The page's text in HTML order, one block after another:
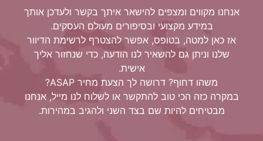
אנחנו מקווים ומצפים להישאר איתך בקשר ולעדכן אותך
במידע מקצועי ובסיפורים מעולם העסקים.
אז כאן למטה, בטופס, אפשר להצטרף לרשימת הדיוור
שלנו וניתן גם להשאיר לנו הודעה, כדי שנחזור אליך
אישית.
משהו דחוף? דרושה לך הצעת מחיר ASAP?
במקרה כזה הכי טוב להתקשר או לשלוח לנו מייל, אנחנו
מבטיחים להיות שם בצד השני ולהגיב במהירות.